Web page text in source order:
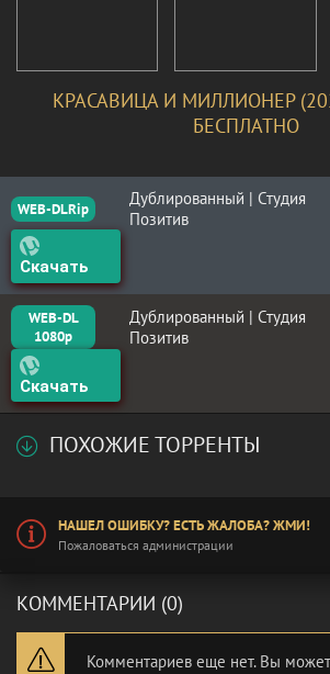
КРАСАВИЦА И МИЛЛИОНЕР
БЕСПЛАТНО
WEB-DLRip
Дублированный | Студия
Позитив
Скачать
WEB-DL
1080p
Дублированный | Студия
Позитив
Скачать
ПОХОЖИЕ ТОРРЕНТЫ
НАШЕЛ ОШИБКУ? ЕСТЬ ЖАЛОБА? ЖМИ!
Пожаловаться администрации
КОММЕНТАРИИ (0)
Комментариев еще нет. Вы